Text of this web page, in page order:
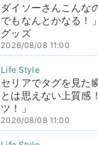
ダイソーさんこんな
でもなんとかなる！
グッズ
2026/08/08 11:00
セリアでタグを見た
とは思えない上質感
ツ！」
2026/08/08 11:00